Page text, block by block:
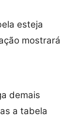
esteja
mostrará
demais
a tabela